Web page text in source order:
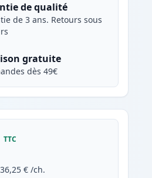
de qualité
de 3 ans. Retours sous
gratuite
dès 49€
TTC
36,25 € /ch.